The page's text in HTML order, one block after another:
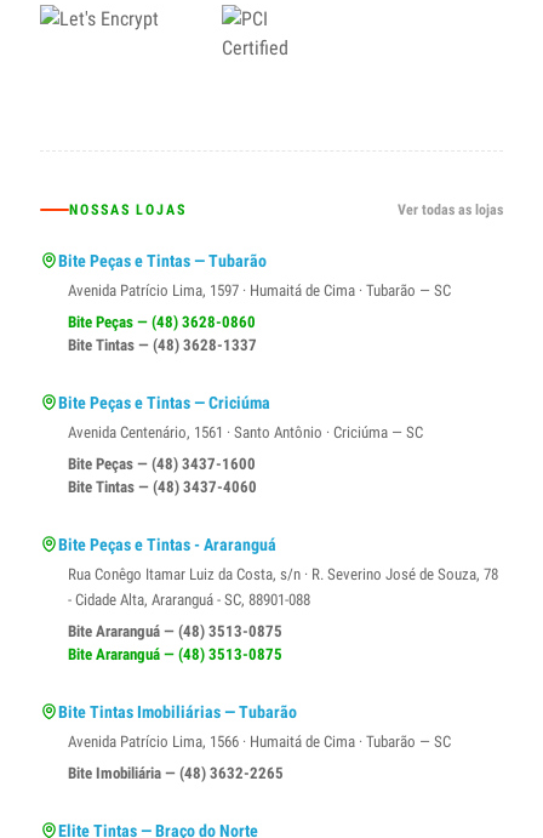
NOSSAS LOJAS Ver todas as lojas
Bite Peças e Tintas — Tubarão
Avenida Patrício Lima, 1597 · Humaitá de Cima · Tubarão — SC
Bite Peças — (48) 3628-0860
Bite Tintas — (48) 3628-1337
Bite Peças e Tintas — Criciúma
Avenida Centenário, 1561 · Santo Antônio · Criciúma — SC
Bite Peças — (48) 3437-1600
Bite Tintas — (48) 3437-4060
Bite Peças e Tintas - Araranguá
Rua Conêgo Itamar Luiz da Costa, s/n · R. Severino José de Souza, 78
- Cidade Alta, Araranguá - SC, 88901-088
Bite Araranguá — (48) 3513-0875
Bite Araranguá — (48) 3513-0875
Bite Tintas Imobiliárias — Tubarão
Avenida Patrício Lima, 1566 · Humaitá de Cima · Tubarão — SC
Bite Imobiliária — (48) 3632-2265
Elite Tintas — Braço do Norte